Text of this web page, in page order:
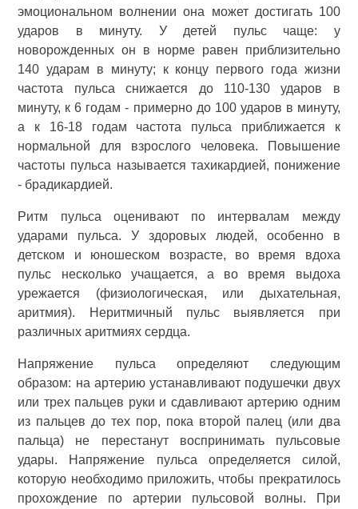
эмоциональном волнении она может достигать 100
ударов в минуту. У детей пульс чаще: у
новорожденных он в норме равен приблизительно
140 ударам в минуту; к концу первого года жизни
частота пульса снижается до 110-130 ударов в
минуту, к 6 годам - примерно до 100 ударов в минуту,
а к 16-18 годам частота пульса приближается к
нормальной для взрослого человека. Повышение
частоты пульса называется тахикардией, понижение
- брадикардией.
Ритм пульса оценивают по интервалам между
ударами пульса. У здоровых людей, особенно в
детском и юношеском возрасте, во время вдоха
пульс несколько учащается, а во время выдоха
урежается (физиологическая, или дыхательная,
аритмия). Неритмичный пульс выявляется при
различных аритмиях сердца.
Напряжение пульса определяют следующим
образом: на артерию устанавливают подушечки двух
или трех пальцев руки и сдавливают артерию одним
из пальцев до тех пор, пока второй палец (или два
пальца) не перестанут воспринимать пульсовые
удары. Напряжение пульса определяется силой,
которую необходимо приложить, чтобы прекратилось
прохождение по артерии пульсовой волны. При